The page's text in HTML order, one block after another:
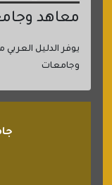
معاهد
يوفر الدليل
وجامعات